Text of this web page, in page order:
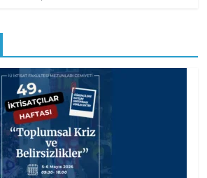
BİZ İKTİSATLILAR: İÇİMİZDEN BİRİ PROF.
…